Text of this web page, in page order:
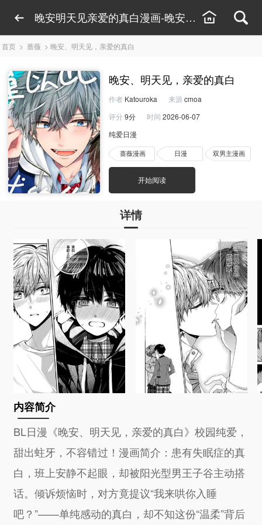
晚安明天见亲爱的真白漫画-晚安明天见亲爱的
首页 > 蔷薇 > 晚安、明天见，亲爱的真白
晚安、明天见，亲爱的真白
作者 Katouroka 来源 cmoa
评分 9分 时间 2026-06-07
纯爱日漫
蔷薇漫画 日漫 双男主漫画
开始阅读
详情
内容简介
BL日漫《晚安、明天见，亲爱的真白》校园纯爱，
甜出蛀牙，不容错过！漫画简介：患有失眠症的真
白，班上安静不起眼，却被阳光型男王子谷主动搭
话。倾诉烦恼时，对方竟提议“我来哄你入睡
吧？”——单纯感动的真白，却不知这份“温柔”背后